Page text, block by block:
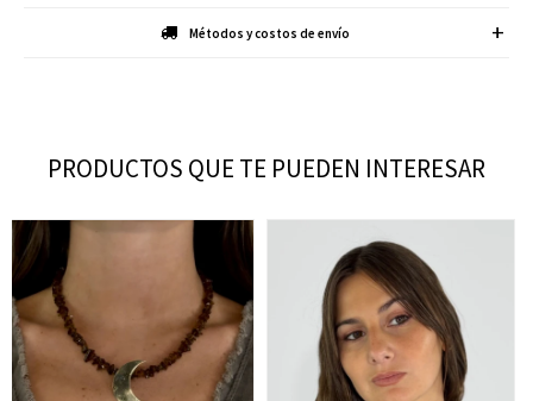
Métodos y costos de envío
PRODUCTOS QUE TE PUEDEN INTERESAR